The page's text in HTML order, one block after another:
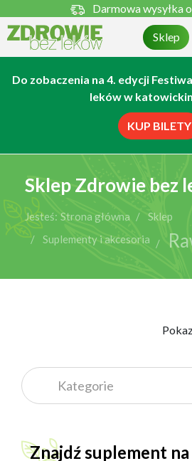
Darmowa wysyłka
Sklep
Do zobaczenia na 4. edycji
leków w
KUP BILETY
Sklep Zdrowie bez
Jesteś: Strona główna
Sklep
Suplementy i akcesoria
Znajdź suplement